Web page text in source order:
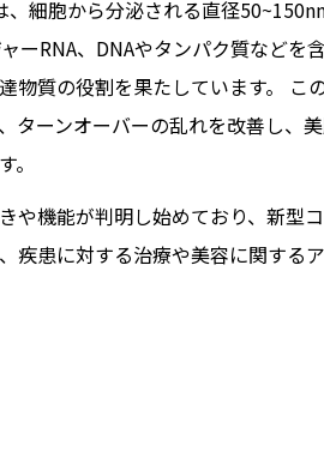
細胞から分泌される直径
ーRNA、DNAやタンパク質などを
物質の役割を果たしています。 こ
ターンオーバーの乱れを改善し、
や機能が判明し始めており、新型
疾患に対する治療や美容に関する